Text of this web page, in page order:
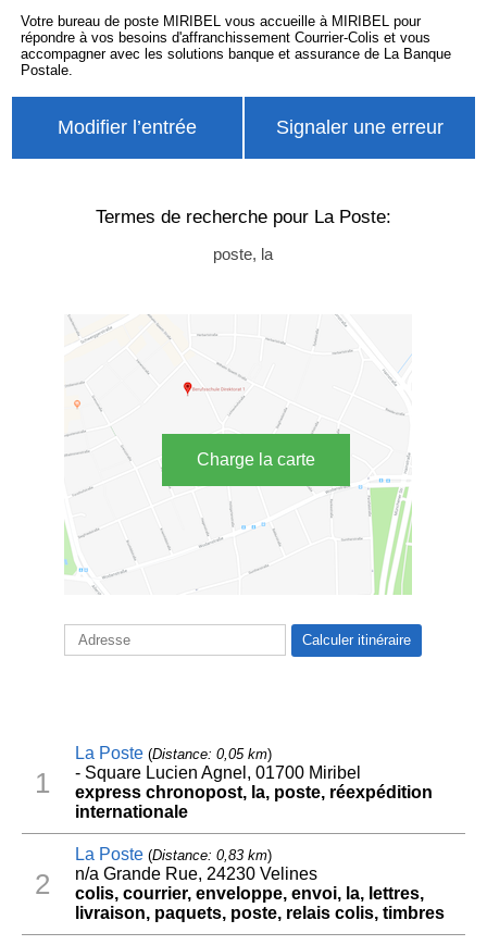
Votre bureau de poste MIRIBEL vous accueille à MIRIBEL pour
répondre à vos besoins d'affranchissement Courrier-Colis et vous
accompagner avec les solutions banque et assurance de La Banque
Postale.
Modifier l’entrée Signaler une erreur
Termes de recherche pour La Poste:
poste, la
Charge la carte
1
La Poste(Distance: 0,05 km)
- Square Lucien Agnel, 01700 Miribel
express chronopost, la, poste, réexpédition
internationale
2
La Poste(Distance: 0,83 km)
n/a Grande Rue, 24230 Velines
colis, courrier, enveloppe, envoi, la, lettres,
livraison, paquets, poste, relais colis, timbres